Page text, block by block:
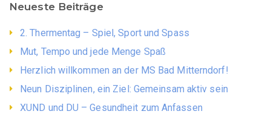
Neueste Beiträge
2. Thermentag – Spiel, Sport und Spass
Mut, Tempo und jede Menge Spaß
Herzlich willkommen an der MS Bad Mitterndorf!
Neun Disziplinen, ein Ziel: Gemeinsam aktiv sein
XUND und DU – Gesundheit zum Anfassen